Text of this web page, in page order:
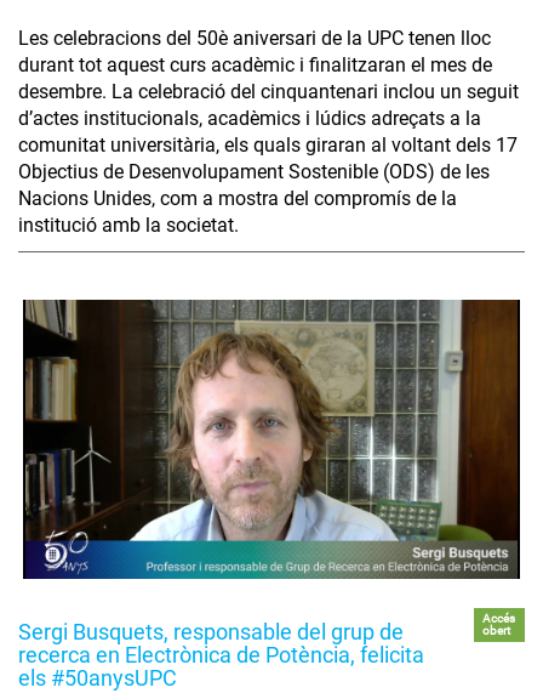
Les celebracions del 50è aniversari de la UPC tenen lloc
durant tot aquest curs acadèmic i finalitzaran el mes de
desembre. La celebració del cinquantenari inclou un seguit
d’actes institucionals, acadèmics i lúdics adreçats a la
comunitat universitària, els quals giraran al voltant dels 17
Objectius de Desenvolupament Sostenible (ODS) de les
Nacions Unides, com a mostra del compromís de la
institució amb la societat.
Sergi Busquets, responsable del grup de
recerca en Electrònica de Potència, felicita
els #50anysUPC
Accés
obert